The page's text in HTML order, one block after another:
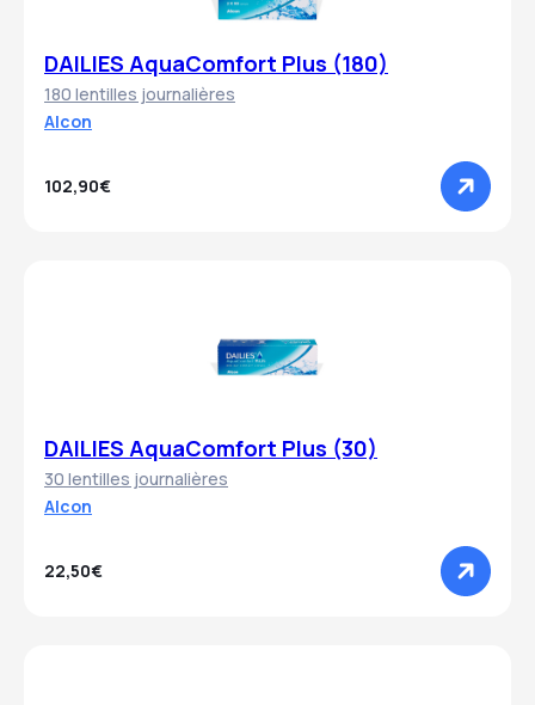
DAILIES AquaComfort Plus (180)
180 lentilles journalières
Alcon
102,90€
DAILIES AquaComfort Plus (30)
30 lentilles journalières
Alcon
22,50€